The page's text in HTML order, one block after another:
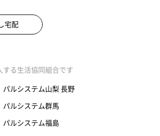
宅配
する生活協同組合です
パルシステム山梨 長野
パルシステム群馬
パルシステム福島